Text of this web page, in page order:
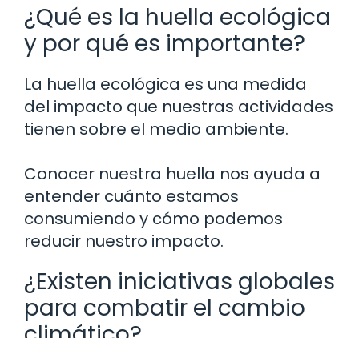
¿Qué es la huella ecológica
y por qué es importante?
La huella ecológica es una medida
del impacto que nuestras actividades
tienen sobre el medio ambiente.
Conocer nuestra huella nos ayuda a
entender cuánto estamos
consumiendo y cómo podemos
reducir nuestro impacto.
¿Existen iniciativas globales
para combatir el cambio